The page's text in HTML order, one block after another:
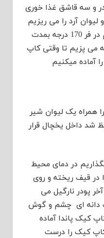
و سه قاشق غذا خوری
لیوان آرد را می ریزیم
و برای آخرین بار هم میزنیم در فر 170 درجه بمدت
می پزیم تا وقتی کاپ
آماده میکنیم
همراه یک لیوان شیر
شد داخل یخچال قرار
در دمای محیط
در قیف ریخته و روی
پودر نارگیل می
دانه ای چشم و گوش
کیک پاندا آماده
کیک را درست